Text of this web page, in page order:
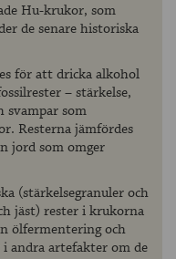
Hu-krukor, som
de senare historiska
för att dricka alkohol
– stärkelse,
svampar som
Resterna jämfördes
jord som omger
(stärkelsegranuler och
jäst) rester i krukorna
ölfermentering och
andra artefakter om de